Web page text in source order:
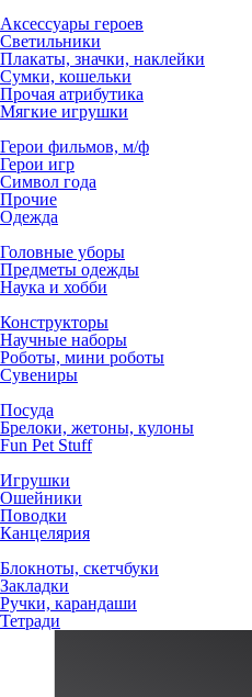
Аксессуары героев
Светильники
Плакаты, значки, наклейки
Сумки, кошельки
Прочая атрибутика
Мягкие игрушки
Герои фильмов, м/ф
Герои игр
Символ года
Прочие
Одежда
Головные уборы
Предметы одежды
Наука и хобби
Конструкторы
Научные наборы
Роботы, мини роботы
Сувениры
Посуда
Брелоки, жетоны, кулоны
Fun Pet Stuff
Игрушки
Ошейники
Поводки
Канцелярия
Блокноты, скетчбуки
Закладки
Ручки, карандаши
Тетради